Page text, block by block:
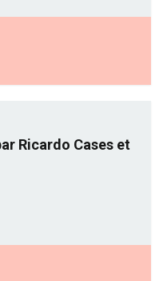
Ricardo Cases et